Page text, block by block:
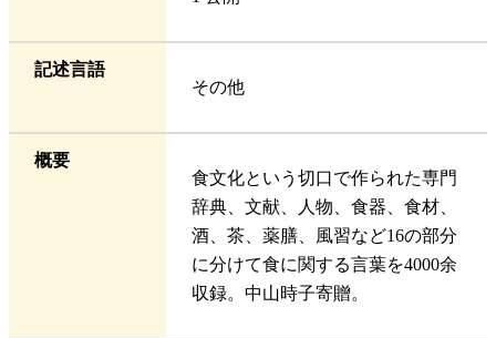
記述言語
その他
概要
食文化という切口で作られた専門
辞典、文献、人物、食器、食材、
酒、茶、薬膳、風習など16の部分
に分けて食に関する言葉を4000余
収録。中山時子寄贈。